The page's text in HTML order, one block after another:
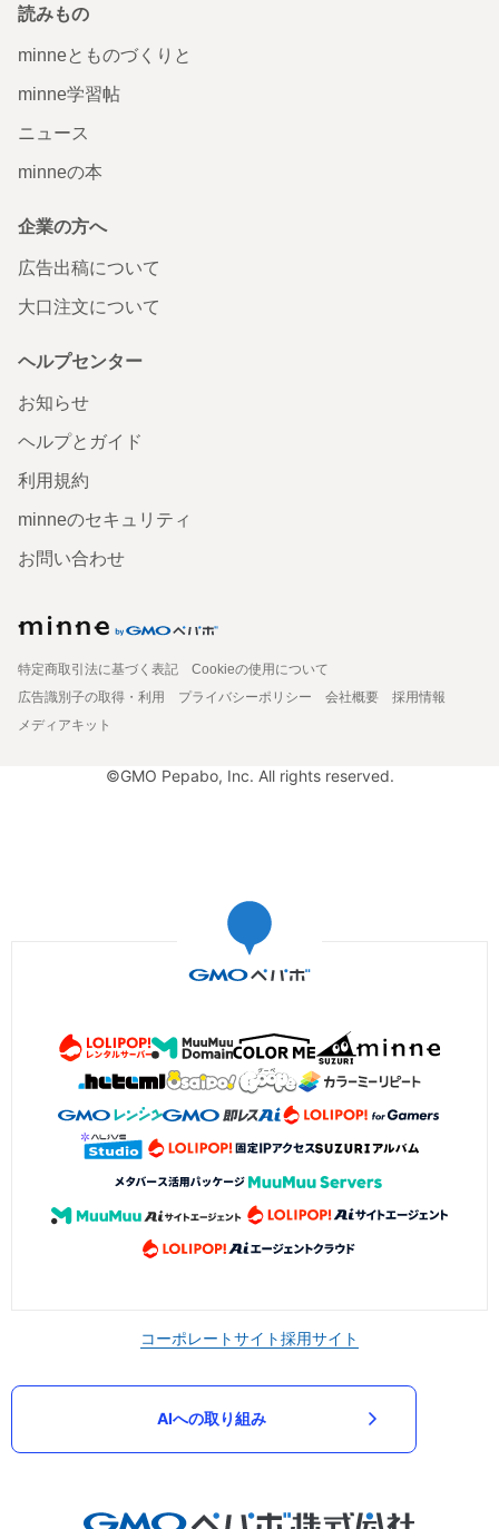
読みもの
minneとものづくりと
minne学習帖
ニュース
minneの本
企業の方へ
広告出稿について
大口注文について
ヘルプセンター
お知らせ
ヘルプとガイド
利用規約
minneのセキュリティ
お問い合わせ
特定商取引法に基づく表記
Cookieの使用について
広告識別子の取得・利用
プライバシーポリシー 会社概要
採用情報
メディアキット
©GMO Pepabo, Inc. All rights reserved.
コーポレートサイト採用サイト
AIへの取り組み